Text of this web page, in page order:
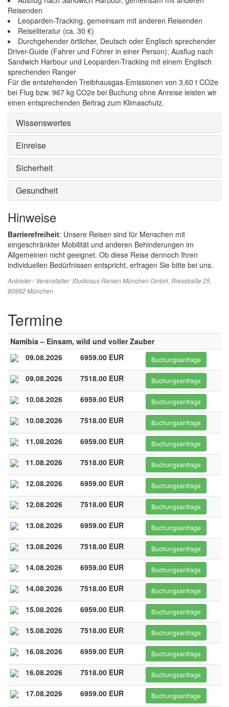
Reisenden
Leoparden-Tracking, gemeinsam mit anderen Reisenden
Reiseliteratur (ca. 30 €)
Durchgehender örtlicher, Deutsch oder Englisch sprechender
Driver-Guide (Fahrer und Führer in einer Person); Ausflug nach
Sandwich Harbour und Leoparden-Tracking mit einem Englisch
sprechenden Ranger
Für die entstehenden Treibhausgas-Emissionen von 3,60 t CO2e
bei Flug bzw. 967 kg CO2e bei Buchung ohne Anreise leisten wir
einen entsprechenden Beitrag zum Klimaschutz.
Wissenswertes
Einreise
Sicherheit
Gesundheit
Hinweise
Barrierefreiheit: Unsere Reisen sind für Menschen mit
eingeschränkter Mobilität und anderen Behinderungen im
Allgemeinen nicht geeignet. Ob diese Reise dennoch Ihren
individuellen Bedürfnissen entspricht, erfragen Sie bitte bei uns.
Anbieter / Veranstalter:Studiosus Reisen München GmbH, Riesstraße 25,
80992 München
Termine
Namibia – Einsam, wild und voller Zauber
09.08.2026
6959.00 EUR Buchungsanfrage
09.08.2026 7518.00 EUR Buchungsanfrage
10.08.2026 6959.00 EUR Buchungsanfrage
10.08.2026 7518.00 EUR Buchungsanfrage
11.08.2026 6959.00 EUR Buchungsanfrage
11.08.2026 7518.00 EUR Buchungsanfrage
12.08.2026 6959.00 EUR Buchungsanfrage
12.08.2026 7518.00 EUR Buchungsanfrage
13.08.2026 6959.00 EUR Buchungsanfrage
13.08.2026 7518.00 EUR Buchungsanfrage
14.08.2026 6959.00 EUR Buchungsanfrage
14.08.2026 7518.00 EUR Buchungsanfrage
15.08.2026 6959.00 EUR Buchungsanfrage
15.08.2026 7518.00 EUR Buchungsanfrage
16.08.2026 6959.00 EUR Buchungsanfrage
16.08.2026 7518.00 EUR Buchungsanfrage
17.08.2026 6959.00 EUR Buchungsanfrage